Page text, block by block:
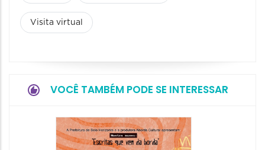
Visita virtual
VOCÊ TAMBÉM PODE SE INTERESSAR